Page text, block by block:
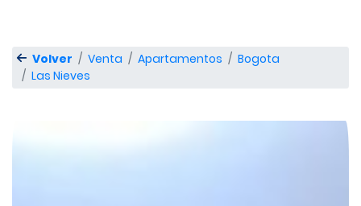
Volver Venta Apartamentos
Bogota
Las Nieves